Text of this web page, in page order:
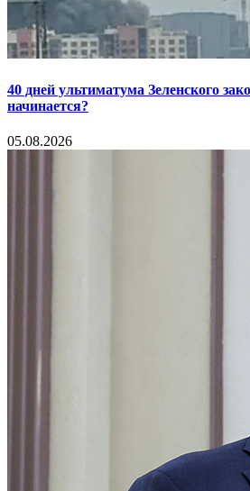
40 дней ультиматума Зеленского
начинается?
05.08.2026